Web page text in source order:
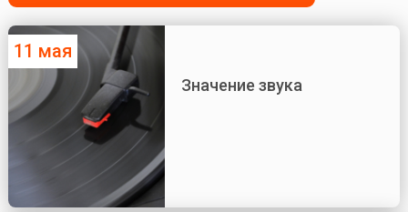
11 мая
Значение звука